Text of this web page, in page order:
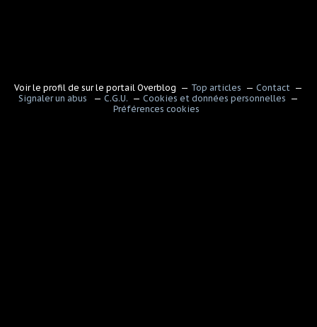
Voir le profil de sur le portail Overblog Top articles
Contact
Signaler un abus
C.G.U.
Cookies et données personnelles
Préférences cookies